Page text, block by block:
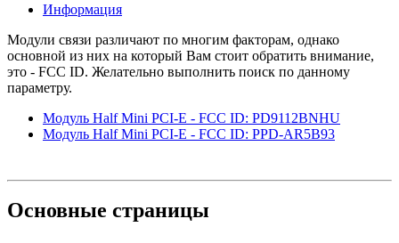
Информация
Модули связи различают по многим факторам, однако
основной из них на который Вам стоит обратить внимание,
это - FCC ID. Желательно выполнить поиск по данному
параметру.
Модуль Half Mini PCI-E - FCC ID: PD9112BNHU
Модуль Half Mini PCI-E - FCC ID: PPD-AR5B93
Основные страницы